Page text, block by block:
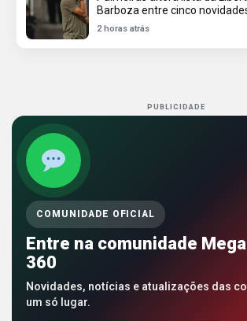
Barboza entre cinco
2 horas atrás
PUBLICIDADE
COMUNIDADE OFICIAL
Entre na comunidade
360
Novidades, notícias e atualizações das
um só lugar.